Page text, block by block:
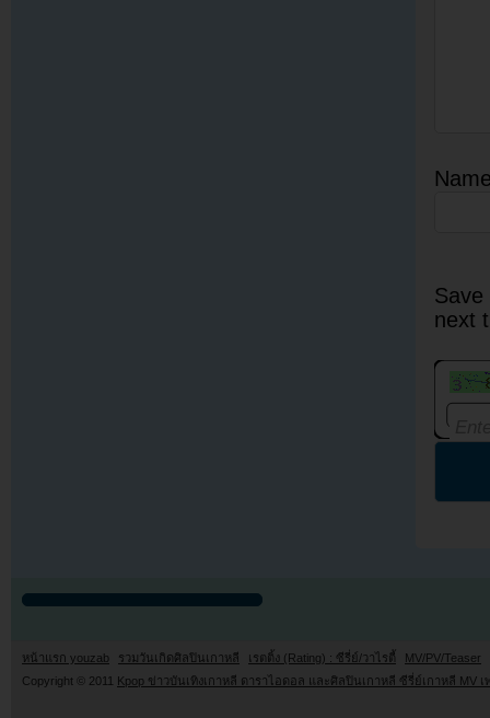
next
หน้าแรก youzab รวมวันเกิดศิลปินเกาหลี เรตติ้ง (Rating) : ซีรี่ย์/วาไรตี้
MV/PV/Teaser
Copyright © 2011 Kpop ข่าวบันเทิงเกาหลี ดาราไอดอล และศิลปินเกาหลี ซีรี่ย์เกาหลี MV